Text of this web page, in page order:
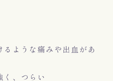
ような痛みや出血があ
く、つらい